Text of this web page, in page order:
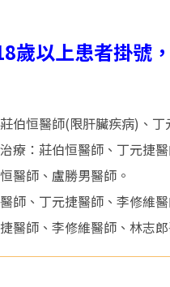
歲以上患者掛號
伯恒醫師(限肝臟疾病)、
療：莊伯恒醫師、丁元捷
醫師、盧勝男醫師。
師、丁元捷醫師、李修維
醫師、李修維醫師、林志